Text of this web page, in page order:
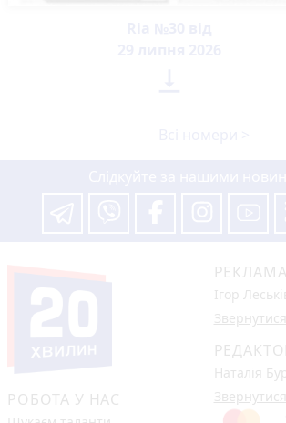
РОБОТА У НАС
Ігор
Звернутися
Наталія
Звернутися